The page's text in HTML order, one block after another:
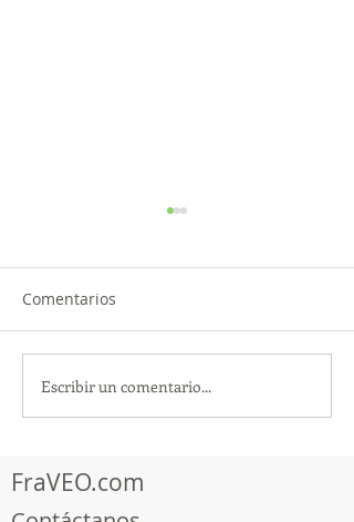
¡Acapulco y Guerrero se
Visten de Fiesta!
Comentarios
Escribir un comentario...
FraVEO.com